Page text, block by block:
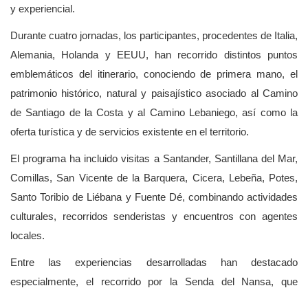
y experiencial.
Durante cuatro jornadas, los participantes, procedentes de Italia,
Alemania, Holanda y EEUU, han recorrido distintos puntos
emblemáticos del itinerario, conociendo de primera mano, el
patrimonio histórico, natural y paisajístico asociado al Camino
de Santiago de la Costa y al Camino Lebaniego, así como la
oferta turística y de servicios existente en el territorio.
El programa ha incluido visitas a Santander, Santillana del Mar,
Comillas, San Vicente de la Barquera, Cicera, Lebeña, Potes,
Santo Toribio de Liébana y Fuente Dé, combinando actividades
culturales, recorridos senderistas y encuentros con agentes
locales.
Entre las experiencias desarrolladas han destacado
especialmente, el recorrido por la Senda del Nansa, que